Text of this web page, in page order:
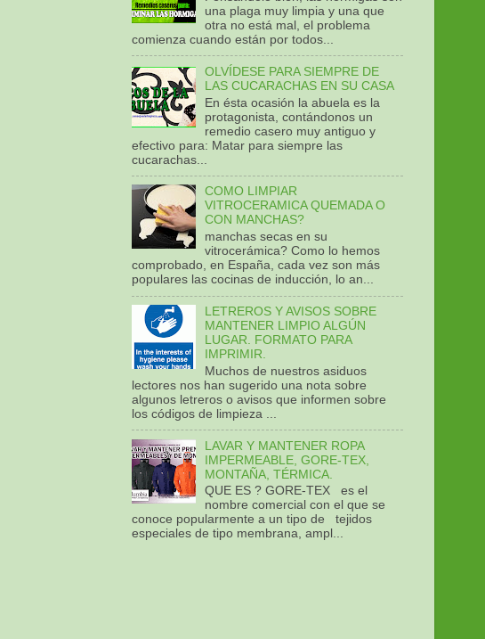
una plaga muy limpia y una que
otra no está mal, el problema
comienza cuando están por todos...
OLVÍDESE PARA SIEMPRE DE
LAS CUCARACHAS EN SU CASA
En ésta ocasión la abuela es la
protagonista, contándonos un
remedio casero muy antiguo y
efectivo para: Matar para siempre las
cucarachas...
COMO LIMPIAR
VITROCERAMICA QUEMADA O
CON MANCHAS?
manchas secas en su
vitrocerámica? Como lo hemos
comprobado, en España, cada vez son más
populares las cocinas de inducción, lo an...
LETREROS Y AVISOS SOBRE
MANTENER LIMPIO ALGÚN
LUGAR. FORMATO PARA
IMPRIMIR.
Muchos de nuestros asiduos
lectores nos han sugerido una nota sobre
algunos letreros o avisos que informen sobre
los códigos de limpieza ...
LAVAR Y MANTENER ROPA
IMPERMEABLE, GORE-TEX,
MONTAÑA, TÉRMICA.
QUE ES ? GORE-TEX es el
nombre comercial con el que se
conoce popularmente a un tipo de tejidos
especiales de tipo membrana, ampl...